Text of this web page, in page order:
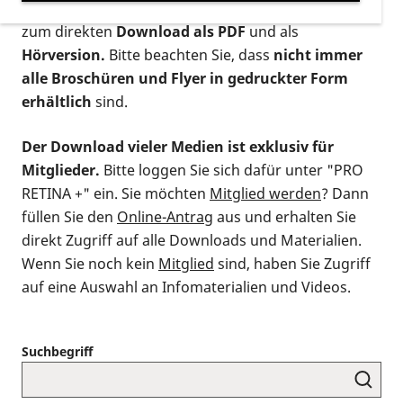
postalischen Bestellung als gedruckte Variante
zum direktenDownload als PDFund als
Hörversion. Bitte beachten Sie, dass nicht immer
alle Broschüren und Flyer in gedruckter Form
erhältlich sind.
Der Download vieler Medien ist exklusiv für
Mitglieder. Bitte loggen Sie sich dafür unter "PRO
RETINA +" ein. Sie möchten Mitglied werden? Dann
füllen Sie den Online-Antrag aus und erhalten Sie
direkt Zugriff auf alle Downloads und Materialien.
Wenn Sie noch kein Mitglied sind, haben Sie Zugriff
auf eine Auswahl an Infomaterialien und Videos.
Suchbegriff